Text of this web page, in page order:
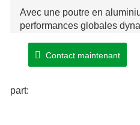
Avec une poutre en
performances globales
Avec le corps du matelas
Contact maintenant
part: